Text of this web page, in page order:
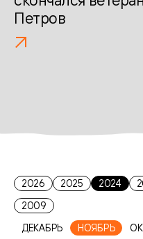
Петров
2026 2025 2024
2009
ДЕКАБРЬ
НОЯБРЬ